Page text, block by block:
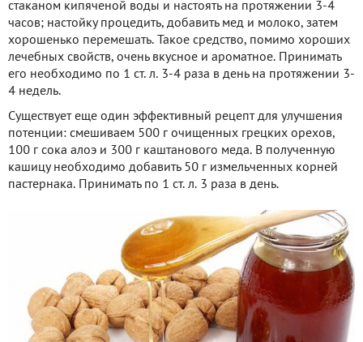
стаканом кипяченой воды и настоять на протяжении 3-4
часов; настойку процедить, добавить мед и молоко, затем
хорошенько перемешать. Такое средство, помимо хороших
лечебных свойств, очень вкусное и ароматное. Принимать
его необходимо по 1 ст. л. 3-4 раза в день на протяжении 3-
4 недель.
Существует еще один эффективный рецепт для улучшения
потенции: смешиваем 500 г очищенных грецких орехов,
100 г сока алоэ и 300 г каштанового меда. В полученную
кашицу необходимо добавить 50 г измельченных корней
пастернака. Принимать по 1 ст. л. 3 раза в день.